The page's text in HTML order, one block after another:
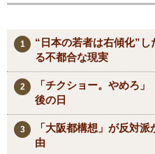
“日本の若者は右傾化”
る不都合な現実
「チクショー。やめろ
後の日
「大阪都構想」が反対
由